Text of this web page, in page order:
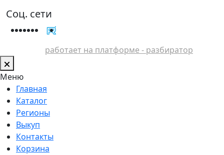
Соц. сети
работает на платформе - разбиратор
Меню
Главная
Каталог
Регионы
Выкуп
Контакты
Корзина